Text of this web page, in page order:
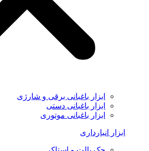
ابزار باغبانی برقی و شارژی
ابزار باغبانی دستی
ابزار باغبانی موتوری
ابزار انبارداری